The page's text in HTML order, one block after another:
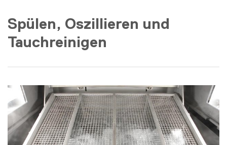
Spülen, Oszillieren und
Tauchreinigen